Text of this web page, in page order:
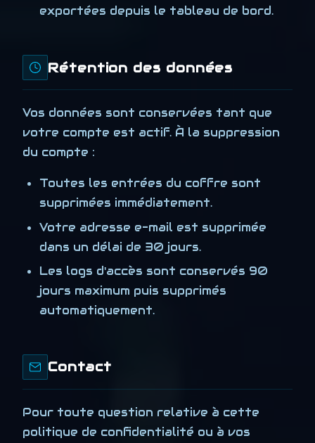
exportées depuis le tableau de bord.
Rétention des données
Vos données sont conservées tant que
votre compte est actif. À la suppression
du compte :
Toutes les entrées du coffre sont
supprimées immédiatement.
Votre adresse e-mail est supprimée
dans un délai de 30 jours.
Les logs d'accès sont conservés 90
jours maximum puis supprimés
automatiquement.
Contact
Pour toute question relative à cette
politique de confidentialité ou à vos